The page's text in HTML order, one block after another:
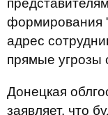
формирования
адрес
прямые угрозы
Донецкая
заявляет, что